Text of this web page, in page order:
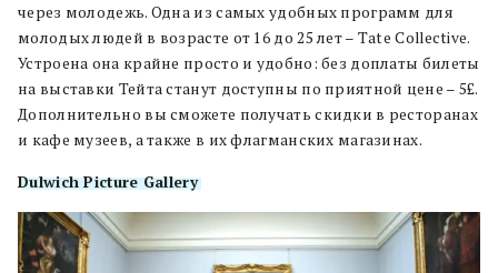
через молодежь. Одна из самых удобных программ для
молодых людей в возрасте от 16 до 25 лет – Tate Collective.
Устроена она крайне просто и удобно: без доплаты билеты
на выставки Тейта станут доступны по приятной цене – 5£.
Дополнительно вы сможете получать скидки в ресторанах
и кафе музеев, а также в их флагманских магазинах.
Dulwich Picture Gallery